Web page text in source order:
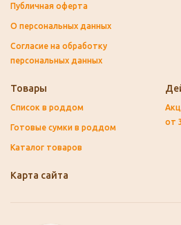
Публичная оферта
О персональных данных
Согласие на обработку
персональных данных
Товары
Список в роддом
Готовые сумки в роддом
Каталог товаров
от
Карта сайта